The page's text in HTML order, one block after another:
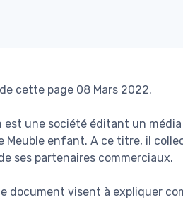
cette page 08 Mars 2022.
est une société éditant un
Meuble enfant. A ce titre, il
ses partenaires commerciaux.
document visent à expliquer